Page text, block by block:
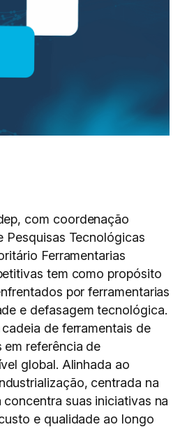
com coordenação
Tecnológicas
Ferramentarias
tem como propósito
por ferramentarias
e defasagem tecnológica.
de ferramentais de
referência de
global. Alinhada ao
centrada na
suas iniciativas na
e qualidade ao longo